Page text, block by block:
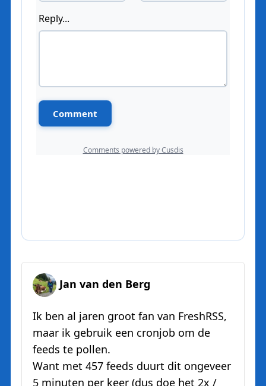
Jan van den Berg
Ik ben al jaren groot fan van FreshRSS,
maar ik gebruik een cronjob om de
feeds te pollen.
Want met 457 feeds duurt dit ongeveer
5 minuten per keer (dus doe het 2x /